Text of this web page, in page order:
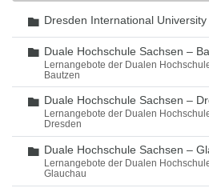
Ordner
Dresden International University
Ordner
Duale Hochschule Sachsen –
Lernangebote der Dualen
Bautzen
Ordner
Duale Hochschule Sachsen –
Lernangebote der Dualen
Dresden
Ordner
Duale Hochschule Sachsen –
Lernangebote der Dualen
Glauchau